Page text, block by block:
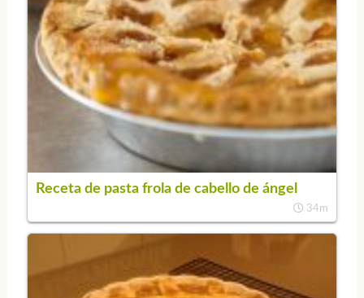
Receta de pasta frola de cabello de ángel
34m